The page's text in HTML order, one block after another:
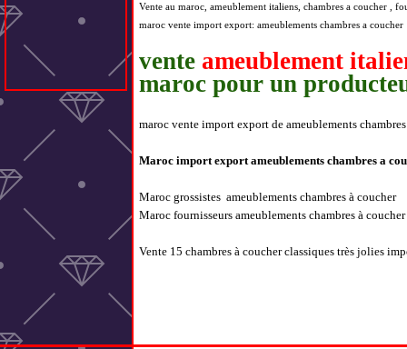
Vente au maroc, ameublement italiens, chambres a coucher
,
maroc vente import export: ameublements chambres a coucher
vente ameublement
maroc pour un
maroc vente import export de ameublements
Maroc import export ameublements chambres a
Maroc grossistes ameublements chambres à coucher
Maroc fournisseurs ameublements chambres à coucher
Vente 15 chambres à coucher classiques très jolies